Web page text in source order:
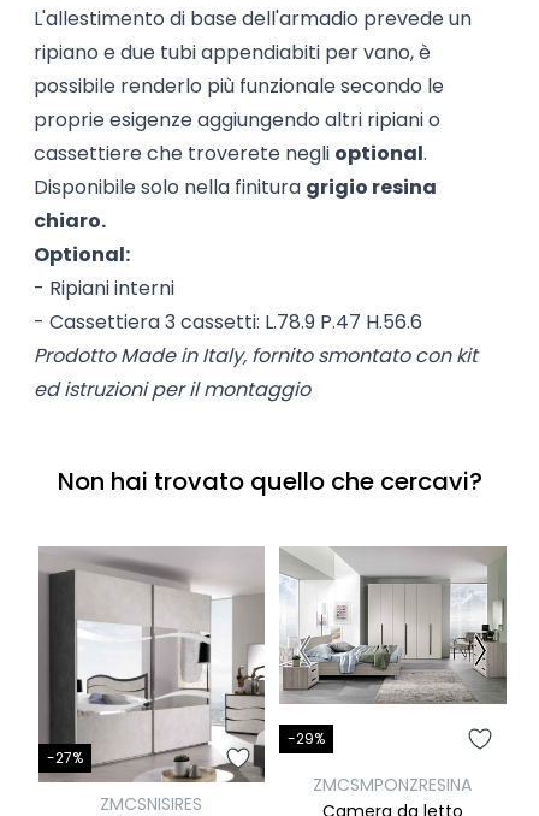
L'allestimento di base dell'armadio prevede un
ripiano e due tubi appendiabiti per vano, è
possibile renderlo più funzionale secondo le
proprie esigenze aggiungendo altri ripiani o
cassettiere che troverete negli optional.
Disponibile solo nella finitura grigio resina
chiaro.
Optional:
- Ripiani interni
- Cassettiera 3 cassetti: L.78.9 P.47 H.56.6
Prodotto Made in Italy, fornito smontato con kit
ed istruzioni per il montaggio
Non hai trovato quello che cercavi?
-27%
ZMCSNISIRES
-29%
ZMCSMPONZRESINA
Camera da letto